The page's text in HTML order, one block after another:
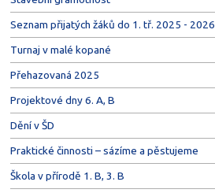
Seznam přijatých žáků do 1. tř. 2025 - 2026
Turnaj v malé kopané
Přehazovaná 2025
Projektové dny 6. A, B
Dění v ŠD
Praktické činnosti – sázíme a pěstujeme
Škola v přírodě 1. B, 3. B